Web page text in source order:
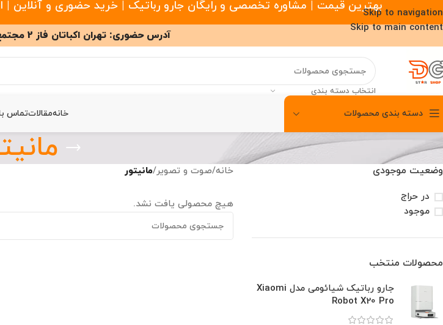
Skip to navigation
Skip to main content
بهترین قیمت | مشاوره تخصصی و رایگان جارو رباتیک | خرید حضوری و آنلاین | ارسال زیر 2
آدرس حضوری: تهران اکباتان فاز 2 مجتمع تجاری مگامال طبقه G2
انتخاب دسته بندی
دسته بندی محصولات خانهمقالاتتماس
وضعیت موجودی
در حراج
موجود
محصولات منتخب
جارو رباتیک شیائومی مدل Xiaomi
Robot X20 Pro
خانه/صوت و تصویر/مانیتور
هیچ محصولی یافت نشد.